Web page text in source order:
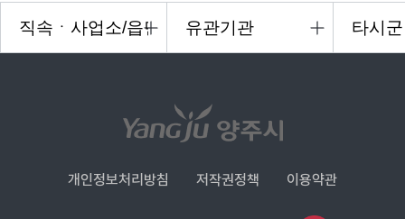
개인정보처리방침 저작권정책 이용약관